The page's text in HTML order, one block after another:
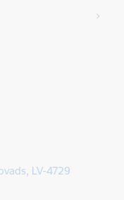
LV-4729